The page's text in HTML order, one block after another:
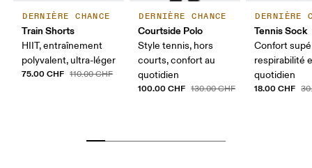
DERNIÈRE CHANCE
Train Shorts
HIIT, entraînement
polyvalent, ultra-léger
75.00 CHF 110.00 CHF
DERNIÈRE CHANCE
Courtside Polo
Style tennis, hors
courts, confort au
quotidien
100.00 CHF 130.00 CHF
DERNIÈRE
Tennis Sock
Confort
respirabilité
quotidien
18.00 CHF